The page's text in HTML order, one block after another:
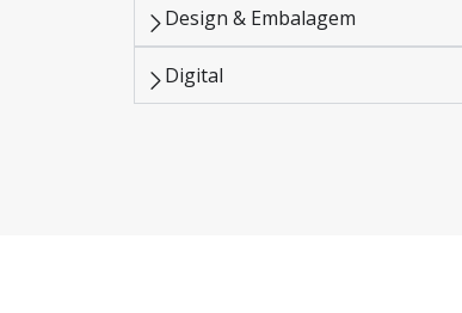
Design & Embalagem
Digital